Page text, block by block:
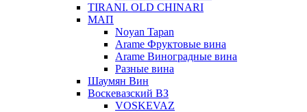
TIRANI. OLD CHINARI
МАП
Noyan Tapan
Arame Фруктовые вина
Arame Виноградные вина
Разные вина
Шаумян Вин
Воскевазский ВЗ
VOSKEVAZ